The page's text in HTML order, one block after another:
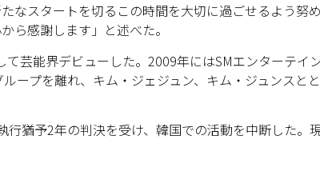
なスタートを切るこの時間を大切に過ごせるよう努
ら感謝します」と述べた。
芸能界デビューした。2009年にはSMエンターテイ
ープを離れ、キム・ジェジュン、キム・ジュンスと
猶予2年の判決を受け、韓国での活動を中断した。